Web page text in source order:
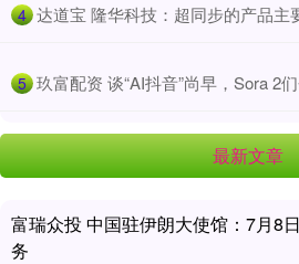
4 达道宝 隆华科技：超同步的产品主
5 玖富配资 谈“AI抖音”尚早，Sora 2
最新文章
富瑞众投 中国驻伊朗大使馆：7月8
务